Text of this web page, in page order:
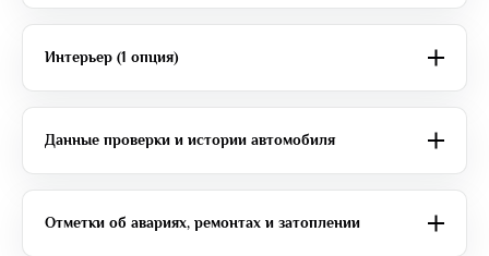
Интерьер (1 опция)
Данные проверки и истории автомобиля
Отметки об авариях, ремонтах и затоплении